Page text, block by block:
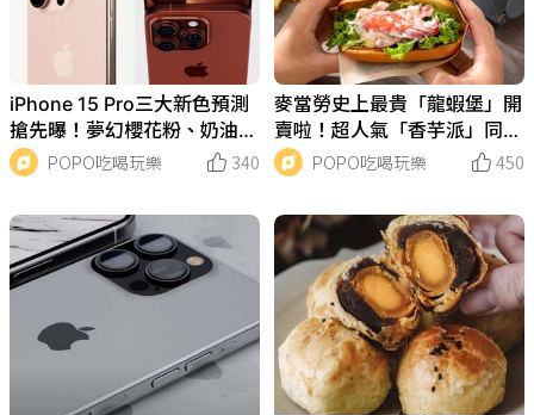
iPhone 15 Pro三大新色預測
搶先曝！夢幻櫻花粉、奶油
金、高山綠...加碼2個必知亮
點！
POPO吃喝玩樂 340
麥當勞史上最貴「龍蝦堡」開
賣啦！超人氣「香芋派」同步
回歸....買一送一優惠整理！
POPO吃喝玩樂 450